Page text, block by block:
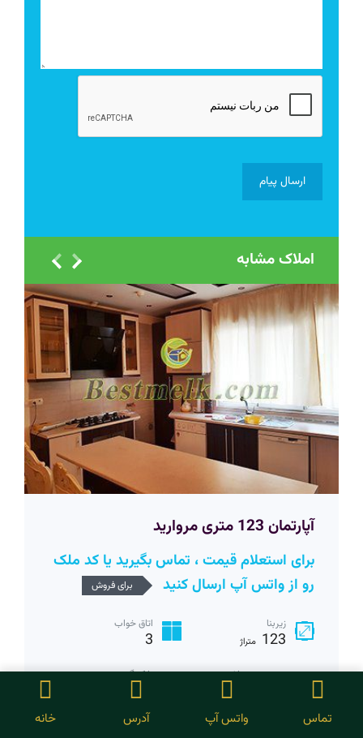
املاک مشابه
آپارتمان 123 متری مروارید
برای استعلام قیمت ، تماس بگیرید یا کد ملک
رو از واتس آپ ارسال کنید
برای فروش
زیربنا
123 متراژ
اتاق خواب
3
سرویس بهداشتی پارکینگ
تماس واتس آپ آدرس خانه